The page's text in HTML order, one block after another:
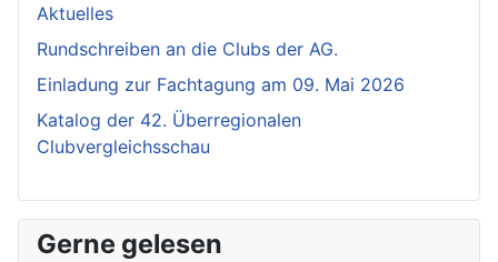
Aktuelles
Rundschreiben an die Clubs der AG.
Einladung zur Fachtagung am 09. Mai 2026
Katalog der 42. Überregionalen
Clubvergleichsschau
Gerne gelesen